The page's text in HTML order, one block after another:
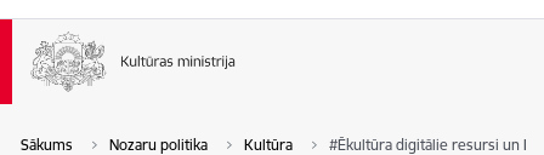
Sākums Nozaru politika Kultūra #Ēkultūra digitālie resursi un E-